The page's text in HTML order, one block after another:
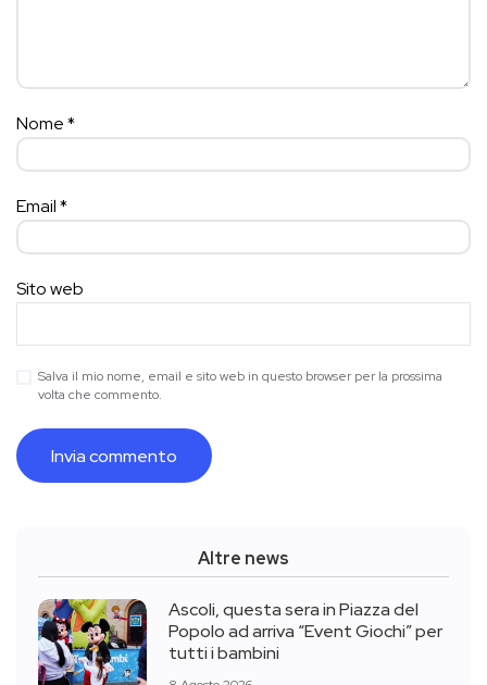
Nome*
Email*
Sito web
Salva il mio nome, email e sito web in questo browser per la prossima
volta che commento.
Altre news
Ascoli, questa sera in Piazza del
Popolo ad arriva “Event Giochi” per
tutti i bambini